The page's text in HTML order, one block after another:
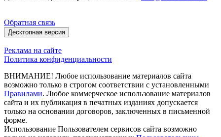
Обратная связь
Десктопная версия
Реклама на сайте
Политика конфиденциальности
ВНИМАНИЕ! Любое использование материалов сайта
возможно только в строгом соответствии с установленными
Правилами. Любое коммерческое использование материалов
сайта и их публикация в печатных изданиях допускается
только на основании договоров, заключенных в письменной
форме.
Использование Пользователем сервисов сайта возможно